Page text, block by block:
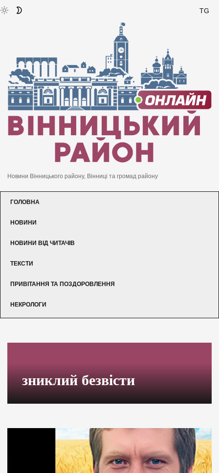
TG
Новини Вінницького району, Вінниці та громад району
ГОЛОВНА
НОВИНИ
НОВИНИ ВІД ЧИТАЧІВ
ТЕКСТИ
ПРИВІТАННЯ ТА ПОЗДОРОВЛЕННЯ
НЕКРОЛОГИ
зниклий безвісти